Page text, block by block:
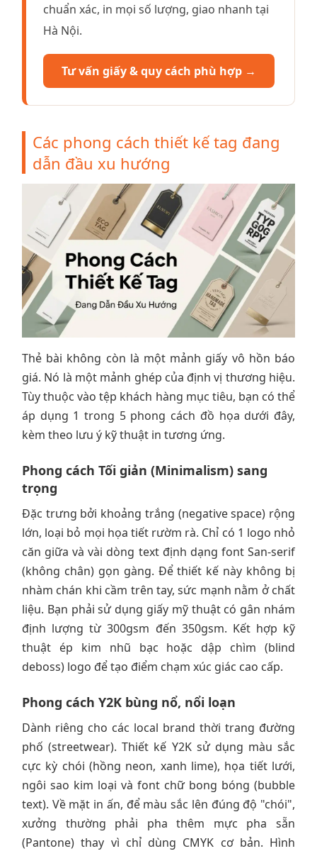
chuẩn xác, in mọi số lượng, giao nhanh tại
Hà Nội.
Tư vấn giấy & quy cách phù hợp →
Các phong cách thiết kế tag đang
dẫn đầu xu hướng
Thẻ bài không còn là một mảnh giấy vô hồn báo
giá. Nó là một mảnh ghép của định vị thương hiệu.
Tùy thuộc vào tệp khách hàng mục tiêu, bạn có thể
áp dụng 1 trong 5 phong cách đồ họa dưới đây,
kèm theo lưu ý kỹ thuật in tương ứng.
Phong cách Tối giản (Minimalism) sang
trọng
Đặc trưng bởi khoảng trắng (negative space) rộng
lớn, loại bỏ mọi họa tiết rườm rà. Chỉ có 1 logo nhỏ
căn giữa và vài dòng text định dạng font San-serif
(không chân) gọn gàng. Để thiết kế này không bị
nhàm chán khi cầm trên tay, sức mạnh nằm ở chất
liệu. Bạn phải sử dụng giấy mỹ thuật có gân nhám
định lượng từ 300gsm đến 350gsm. Kết hợp kỹ
thuật ép kim nhũ bạc hoặc dập chìm (blind
deboss) logo để tạo điểm chạm xúc giác cao cấp.
Phong cách Y2K bùng nổ, nổi loạn
Dành riêng cho các local brand thời trang đường
phố (streetwear). Thiết kế Y2K sử dụng màu sắc
cực kỳ chói (hồng neon, xanh lime), họa tiết lưới,
ngôi sao kim loại và font chữ bong bóng (bubble
text). Về mặt in ấn, để màu sắc lên đúng độ "chói",
xưởng thường phải pha thêm mực pha sẵn
(Pantone) thay vì chỉ dùng CMYK cơ bản. Hình